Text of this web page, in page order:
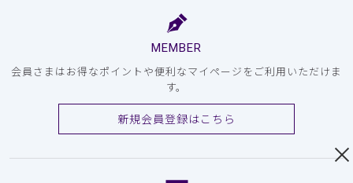
MEMBER
会員さまはお得なポイントや便利なマイページをご利用いただけま
す。
新規会員登録はこちら